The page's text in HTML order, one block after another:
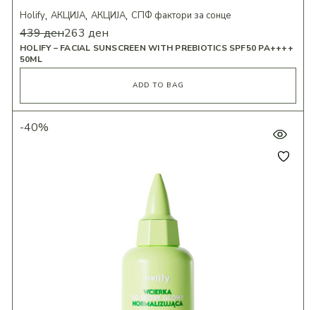
HOLIFY – FACIAL SUNSCREEN WITH PREBIOTICS SPF50 PA++++
50ML
Holify АКЦИЈА АКЦИЈА СПФ фактори за сонце
439ден263 ден
ADD TO BAG
-40%